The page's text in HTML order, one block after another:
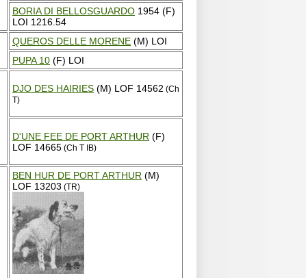
BORIA DI BELLOSGUARDO 1954 (F)
LOI 1216.54
QUEROS DELLE MORENE (M) LOI
PUPA 10 (F) LOI
DJO DES HAIRIES (M) LOF 14562 (Ch
T)
D'UNE FEE DE PORT ARTHUR (F)
LOF 14665 (Ch T IB)
BEN HUR DE PORT ARTHUR (M)
LOF 13203 (TR)